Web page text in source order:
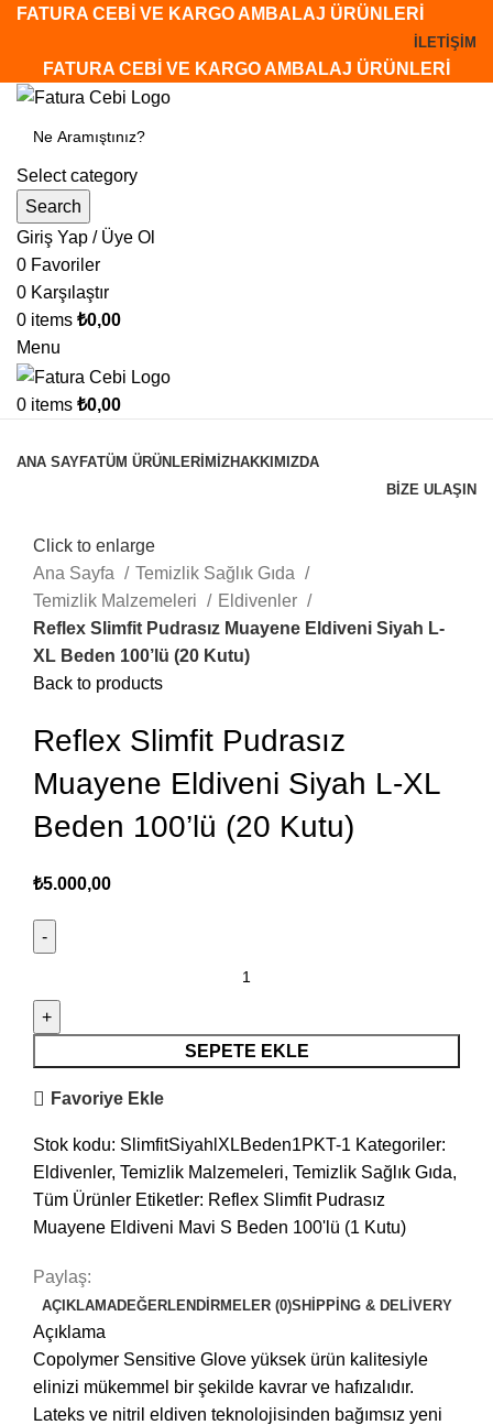
FATURA CEBİ VE KARGO AMBALAJ ÜRÜNLERİ
İLETİŞİM
FATURA CEBİ VE KARGO AMBALAJ ÜRÜNLERİ
Select category
Search
Giriş Yap / Üye Ol
0 Favoriler
0 Karşılaştır
0 items ₺0,00
Menu
0 items ₺0,00
ANA SAYFATÜM ÜRÜNLERİMİZHAKKIMIZDA
BİZE ULAŞIN
Click to enlarge
Ana Sayfa
Temizlik Sağlık Gıda
Temizlik Malzemeleri
Eldivenler
Reflex Slimfit Pudrasız Muayene Eldiveni Siyah L-
XL Beden 100’lü (20 Kutu)
Back to products
Reflex Slimfit Pudrasız
Muayene Eldiveni Siyah L-XL
Beden 100’lü (20 Kutu)
₺5.000,00
SEPETE EKLE
Favoriye Ekle
Stok kodu: SlimfitSiyahlXLBeden1PKT-1 Kategoriler:
Eldivenler, Temizlik Malzemeleri, Temizlik Sağlık Gıda,
Tüm Ürünler Etiketler: Reflex Slimfit Pudrasız
Muayene Eldiveni Mavi S Beden 100'lü (1 Kutu)
Paylaş:
AÇIKLAMADEĞERLENDIRMELER (0)SHIPPING & DELIVERY
Açıklama
Copolymer Sensitive Glove yüksek ürün kalitesiyle
elinizi mükemmel bir şekilde kavrar ve hafızalıdır.
Lateks ve nitril eldiven teknolojisinden bağımsız yeni